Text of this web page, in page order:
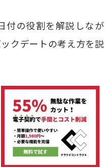
付の役割を解説しなが
クデートの考え方を説